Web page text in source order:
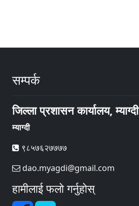
सम्पर्क
जिल्ला प्रशासन कार्यालय, म्याग्दी
म्याग्दी
९८५७६२७७७७
dao.myagdi@gmail.com
हामीलाई फलो गर्नुहोस्